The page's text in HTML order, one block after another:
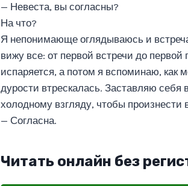
— Невеста, вы согласны?
На что?
Я непонимающе оглядываюсь и
вижу все: от первой встречи до
испаряется, а потом я вспоминаю, как
дурости втрескалась. Заставляю себя
холодному взгляду, чтобы произнести
— Согласна.
Читать онлайн без